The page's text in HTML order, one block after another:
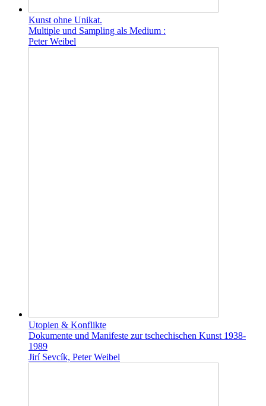
Kunst ohne Unikat.
Multiple und Sampling als Medium :
Peter Weibel
Utopien & Konflikte
Dokumente und Manifeste zur tschechischen Kunst 1938-
1989
Jirí Sevcík, Peter Weibel